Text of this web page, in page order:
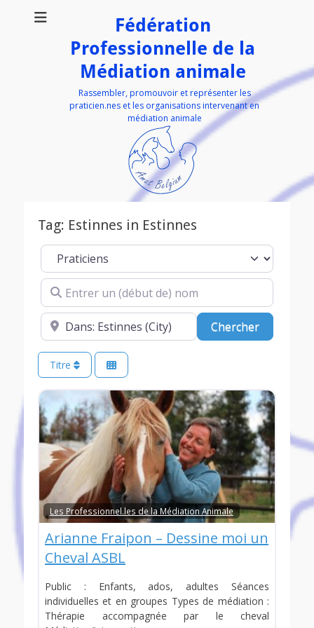
Fédération
Professionnelle de la
Médiation animale
Rassembler, promouvoir et représenter les
praticien.nes et les organisations intervenant en
médiation animale
Tag: Estinnes in Estinnes
Select search type
Entrer un (début de) nom
A proximité de (optionnel) ChercherChercher
Titre
Les Professionnel.les de la Médiation Animale
Arianne Fraipon – Dessine moi un
Cheval ASBL
Public : Enfants, ados, adultes Séances
individuelles et en groupes Types de médiation :
Thérapie accompagnée par le cheval